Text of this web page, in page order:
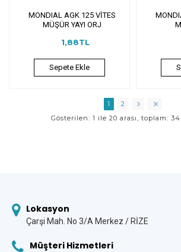
MONDIAL AGK 125 VİTES
MÜŞÜR YAYI ORJ
1,88TL
Sepete Ekle
1
2
Gösterilen: 1 ile 20 arası, toplam:
Lokasyon
Çarşi Mah. No 3/A Merkez / RİZE
Müşteri Hizmetleri